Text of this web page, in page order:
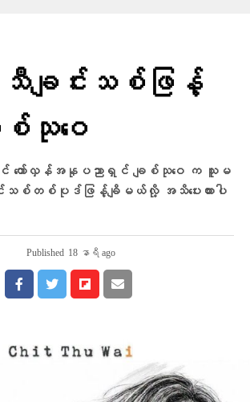
သီချင်းသစ်ဖြန့်
သုဝေ
တော်လှန်အနုပညာရှင် ချစ်သုဝေ က သူမ
င်းသစ်တစ်ပုဒ်ဖြန့်ချိမယ်လို့ အသိပေးထားပါ
Published 18 နာရီ ago